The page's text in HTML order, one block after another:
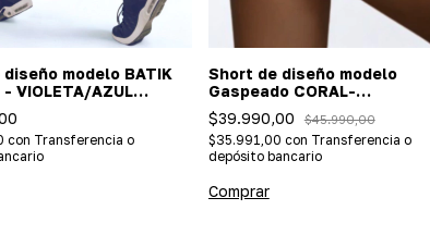
modelo BATIK
- VIOLETA/AZUL
con Transferencia o
Short de diseño modelo
Gaspeado CORAL-
(Importada/efecto push up)
$39.990,00 $45.990,00
$35.991,00 con Transferencia o
depósito bancario
Comprar